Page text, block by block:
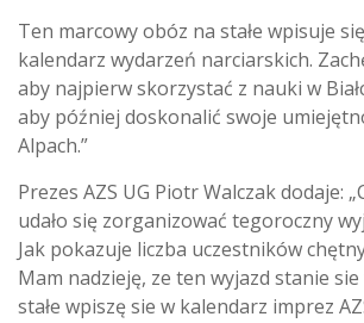
Ten marcowy obóz na stałe wpisuje
kalendarz wydarzeń narciarskich.
aby najpierw skorzystać z nauki w
aby później doskonalić swoje
Alpach.”
Prezes AZS UG Piotr Walczak dodaje:
udało się zorganizować tegoroczny
Jak pokazuje liczba uczestników
Mam nadzieję, ze ten wyjazd stanie
stałe wpiszę sie w kalendarz imprez